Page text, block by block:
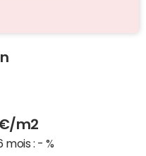
m2
mois : - %